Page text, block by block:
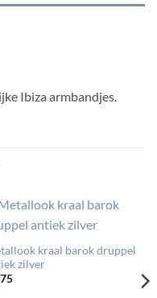
Ibiza armbandjes.
kraal barok druppel
zilver